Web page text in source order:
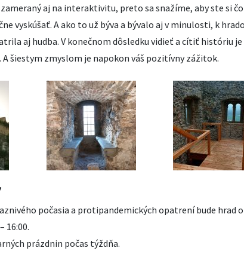
aj na interaktivitu, preto sa snažíme, aby ste si
vyskúšať. A ako to už býva a bývalo aj v minulosti, k
aj hudba. V konečnom dôsledku vidieť a cítiť históriu
A šiestym zmyslom je napokon váš pozitívny zážitok.
počasia a protipandemických opatrení bude hrad
16:00.
prázdnin počas týždňa.